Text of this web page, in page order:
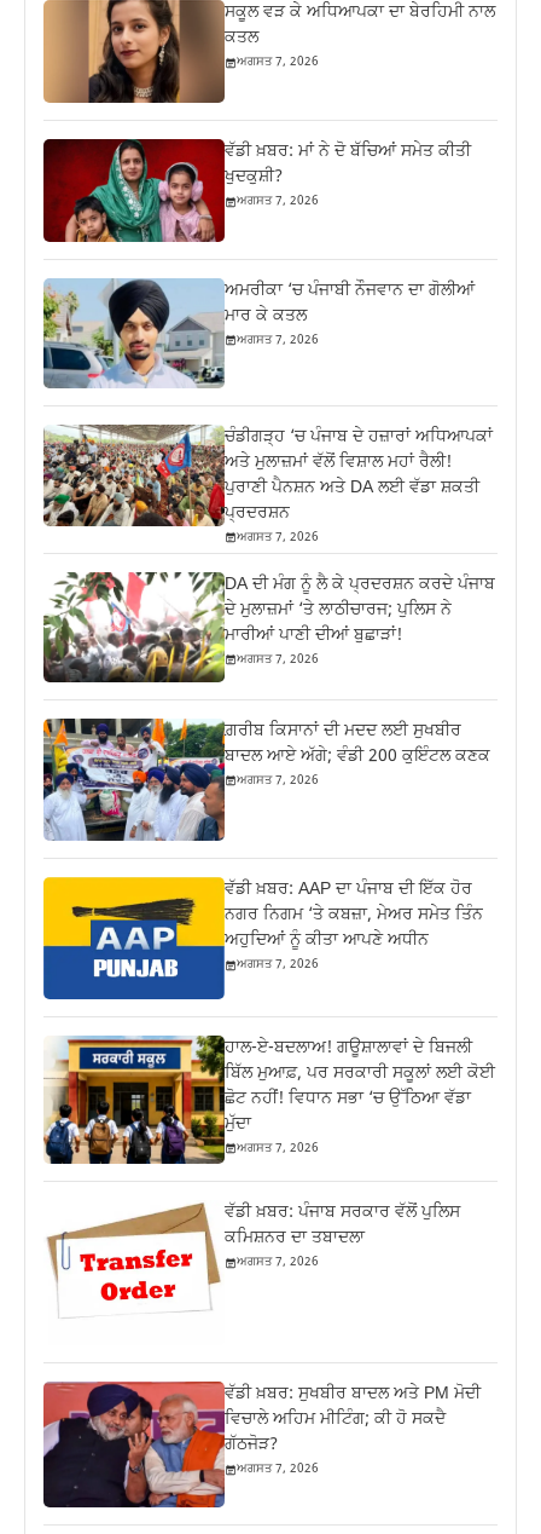
ਸਕੂਲ ਵੜ ਕੇ ਅਧਿਆਪਕਾ ਦਾ ਬੇਰਹਿਮੀ ਨਾਲ
ਕਤਲ
ਅਗਸਤ 7, 2026
ਵੱਡੀ ਖ਼ਬਰ: ਮਾਂ ਨੇ ਦੋ ਬੱਚਿਆਂ ਸਮੇਤ ਕੀਤੀ
ਖੁਦਕੁਸ਼ੀ?
ਅਗਸਤ 7, 2026
ਅਮਰੀਕਾ ‘ਚ ਪੰਜਾਬੀ ਨੌਜਵਾਨ ਦਾ ਗੋਲੀਆਂ
ਮਾਰ ਕੇ ਕਤਲ
ਅਗਸਤ 7, 2026
ਚੰਡੀਗੜ੍ਹ ‘ਚ ਪੰਜਾਬ ਦੇ ਹਜ਼ਾਰਾਂ ਅਧਿਆਪਕਾਂ
ਅਤੇ ਮੁਲਾਜ਼ਮਾਂ ਵੱਲੋਂ ਵਿਸ਼ਾਲ ਮਹਾਂ ਰੈਲੀ!
ਪੁਰਾਣੀ ਪੈਨਸ਼ਨ ਅਤੇ DA ਲਈ ਵੱਡਾ ਸ਼ਕਤੀ
ਪ੍ਰਦਰਸ਼ਨ
ਅਗਸਤ 7, 2026
DA ਦੀ ਮੰਗ ਨੂੰ ਲੈ ਕੇ ਪ੍ਰਦਰਸ਼ਨ ਕਰਦੇ ਪੰਜਾਬ
ਦੇ ਮੁਲਾਜ਼ਮਾਂ ‘ਤੇ ਲਾਠੀਚਾਰਜ; ਪੁਲਿਸ ਨੇ
ਮਾਰੀਆਂ ਪਾਣੀ ਦੀਆਂ ਬੁਛਾੜਾਂ!
ਅਗਸਤ 7, 2026
ਗ਼ਰੀਬ ਕਿਸਾਨਾਂ ਦੀ ਮਦਦ ਲਈ ਸੁਖਬੀਰ
ਬਾਦਲ ਆਏ ਅੱਗੇ; ਵੰਡੀ 200 ਕੁਇੰਟਲ ਕਣਕ
ਅਗਸਤ 7, 2026
ਵੱਡੀ ਖ਼ਬਰ: AAP ਦਾ ਪੰਜਾਬ ਦੀ ਇੱਕ ਹੋਰ
ਨਗਰ ਨਿਗਮ ‘ਤੇ ਕਬਜ਼ਾ, ਮੇਅਰ ਸਮੇਤ ਤਿੰਨ
ਅਹੁਦਿਆਂ ਨੂੰ ਕੀਤਾ ਆਪਣੇ ਅਧੀਨ
ਅਗਸਤ 7, 2026
ਹਾਲ-ਏ-ਬਦਲਾਅ! ਗਊਸ਼ਾਲਾਵਾਂ ਦੇ ਬਿਜਲੀ
ਬਿੱਲ ਮੁਆਫ਼, ਪਰ ਸਰਕਾਰੀ ਸਕੂਲਾਂ ਲਈ ਕੋਈ
ਛੋਟ ਨਹੀਂ! ਵਿਧਾਨ ਸਭਾ ‘ਚ ਉੱਠਿਆ ਵੱਡਾ
ਮੁੱਦਾ
ਅਗਸਤ 7, 2026
ਵੱਡੀ ਖ਼ਬਰ: ਪੰਜਾਬ ਸਰਕਾਰ ਵੱਲੋਂ ਪੁਲਿਸ
ਕਮਿਸ਼ਨਰ ਦਾ ਤਬਾਦਲਾ
ਅਗਸਤ 7, 2026
ਵੱਡੀ ਖ਼ਬਰ: ਸੁਖਬੀਰ ਬਾਦਲ ਅਤੇ PM ਮੋਦੀ
ਵਿਚਾਲੇ ਅਹਿਮ ਮੀਟਿੰਗ; ਕੀ ਹੋ ਸਕਦੈ
ਗੱਠਜੋੜ?
ਅਗਸਤ 7, 2026